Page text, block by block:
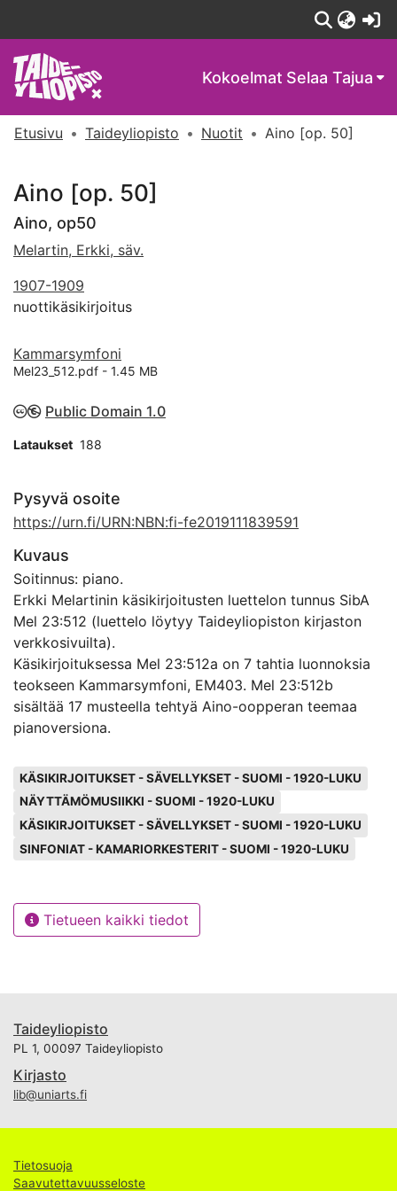
Kokoelmat Selaa Tajua
Etusivu Taideyliopisto Nuotit Aino [op. 50]
Aino [op. 50]
Aino, op50
Melartin, Erkki, säv.
1907-1909
nuottikäsikirjoitus
Kammarsymfoni
Mel23_512.pdf - 1.45 MB
Public Domain 1.0
Lataukset 188
Pysyvä osoite
https://urn.fi/URN:NBN:fi-fe2019111839591
Kuvaus
Soitinnus: piano.
Erkki Melartinin käsikirjoitusten luettelon tunnus SibA
Mel 23:512 (luettelo löytyy Taideyliopiston kirjaston
verkkosivuilta).
Käsikirjoituksessa Mel 23:512a on 7 tahtia luonnoksia
teokseen Kammarsymfoni, EM403. Mel 23:512b
sisältää 17 musteella tehtyä Aino-oopperan teemaa
pianoversiona.
Avainsanat
KÄSIKIRJOITUKSET - SÄVELLYKSET - SUOMI - 1920-LUKU
NÄYTTÄMÖMUSIIKKI - SUOMI - 1920-LUKU
KÄSIKIRJOITUKSET - SÄVELLYKSET - SUOMI - 1920-LUKU
SINFONIAT - KAMARIORKESTERIT - SUOMI - 1920-LUKU
Tietueen kaikki tiedot
Taideyliopisto
PL 1, 00097 Taideyliopisto
Kirjasto
lib@uniarts.fi
Tietosuoja
Saavutettavuusseloste